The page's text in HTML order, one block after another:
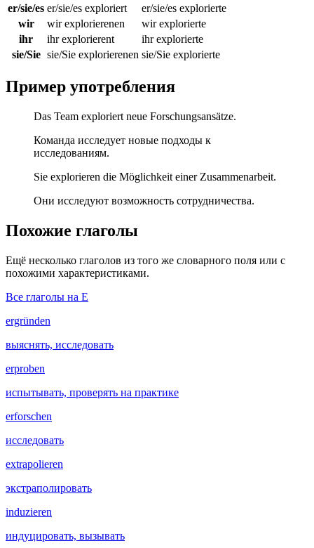
er/sie/es er/sie/es exploriert
er/sie/es explorierte
wir
wir explorierenen
wir explorierte
ihr
ihr explorierent
ihr explorierte
sie/Sie sie/Sie explorierenen sie/Sie explorierte
Пример употребления
Das Team exploriert neue Forschungsansätze.
Команда исследует новые подходы к
исследованиям.
Sie explorieren die Möglichkeit einer Zusammenarbeit.
Они исследуют возможность сотрудничества.
Похожие глаголы
Ещё несколько глаголов из того же словарного поля или с
похожими характеристиками.
Все глаголы на E
ergründen
выяснять, исследовать
erproben
испытывать, проверять на практике
erforschen
исследовать
extrapolieren
экстраполировать
induzieren
индуцировать, вызывать